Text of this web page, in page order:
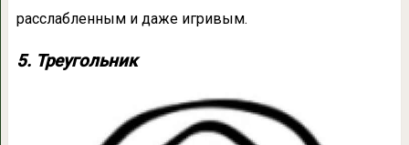
расслабленным и даже игривым.
5. Треугольник